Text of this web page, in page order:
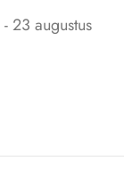
23 augustus